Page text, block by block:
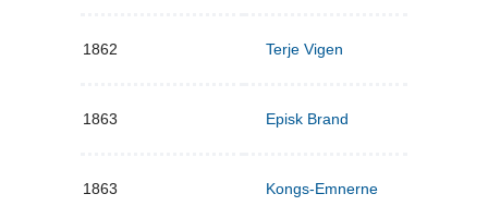
1862 Terje Vigen
1863 Episk Brand
1863 Kongs-Emnerne